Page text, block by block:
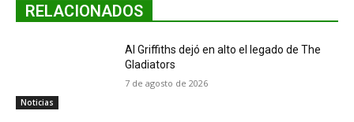
RELACIONADOS
Noticias
Al Griffiths dejó en alto el legado de The
Gladiators
7 de agosto de 2026